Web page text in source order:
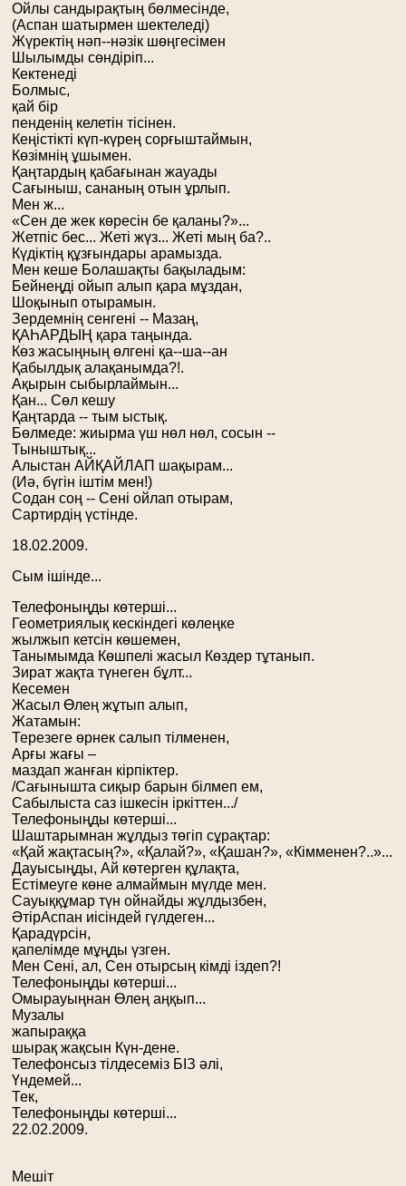
Ойлы сандырақтың бөлмесінде,
(Аспан шатырмен шектеледі)
Жүректің нәп--нәзік шөңгесімен
Шылымды сөндіріп...
Кектенеді
Болмыс,
қай бір
пенденің келетін тісінен.
Кеңістікті күп-күрең сорғыштаймын,
Көзімнің ұшымен.
Қаңтардың қабағынан жауады
Сағыныш, сананың отын ұрлып.
Мен ж...
«Сен де жек көресін бе қаланы?»...
Жетпіс бес... Жеті жүз... Жеті мың ба?..
Күдіктің құзғындары арамызда.
Мен кеше Болашақты бақыладым:
Бейнеңді ойып алып қара мұздан,
Шоқынып отырамын.
Зердемнің сенгені -- Мазаң,
ҚАҺАРДЫҢ қара таңында.
Көз жасыңның өлгені қа--ша--ан
Қабылдық алақанымда?!.
Ақырын сыбырлаймын...
Қан... Сөл кешу
Қаңтарда -- тым ыстық.
Бөлмеде: жиырма үш нөл нөл, сосын --
Тыныштық...
Алыстан АЙҚАЙЛАП шақырам...
(Иә, бүгін іштім мен!)
Содан соң -- Сені ойлап отырам,
Сартирдің үстінде.
18.02.2009.
Сым ішінде...
Телефоныңды көтерші...
Геометриялық кескіндегі көлеңке
жылжып кетсін көшемен,
Танымымда Көшпелі жасыл Көздер тұтанып.
Зират жақта түнеген бұлт...
Кесемен
Жасыл Өлең жұтып алып,
Жатамын:
Терезеге өрнек салып тілменен,
Арғы жағы –
маздап жанған кірпіктер.
/Сағынышта сиқыр барын білмеп ем,
Сабылыста саз ішкесін іркіттен.../
Телефоныңды көтерші...
Шаштарымнан жұлдыз төгіп сұрақтар:
«Қай жақтасың?», «Қалай?», «Қашан?», «Кімменен?..»...
Дауысыңды, Ай көтерген құлақта,
Естімеуге көне алмаймын мүлде мен.
Сауыққұмар түн ойнайды жұлдызбен,
ӘтірАспан иісіндей гүлдеген...
Қарадүрсін,
қапелімде мұңды үзген.
Мен Сені, ал, Сен отырсың кімді іздеп?!
Телефоныңды көтерші...
Омырауыңнан Өлең аңқып...
Музалы
жапыраққа
шырақ жақсын Күн-дене.
Телефонсыз тілдесеміз БІЗ әлі,
Үндемей...
Тек,
Телефоныңды көтерші...
22.02.2009.
Мешіт